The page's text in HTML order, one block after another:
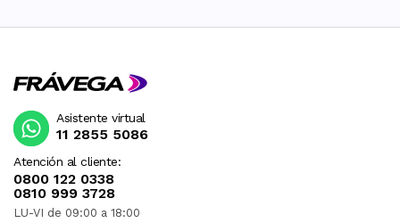
Atención al cliente:
0800 122 0338
0810 999 3728
LU-VI de 09:00 a 18:00
Asistente virtual
11 2855 5086